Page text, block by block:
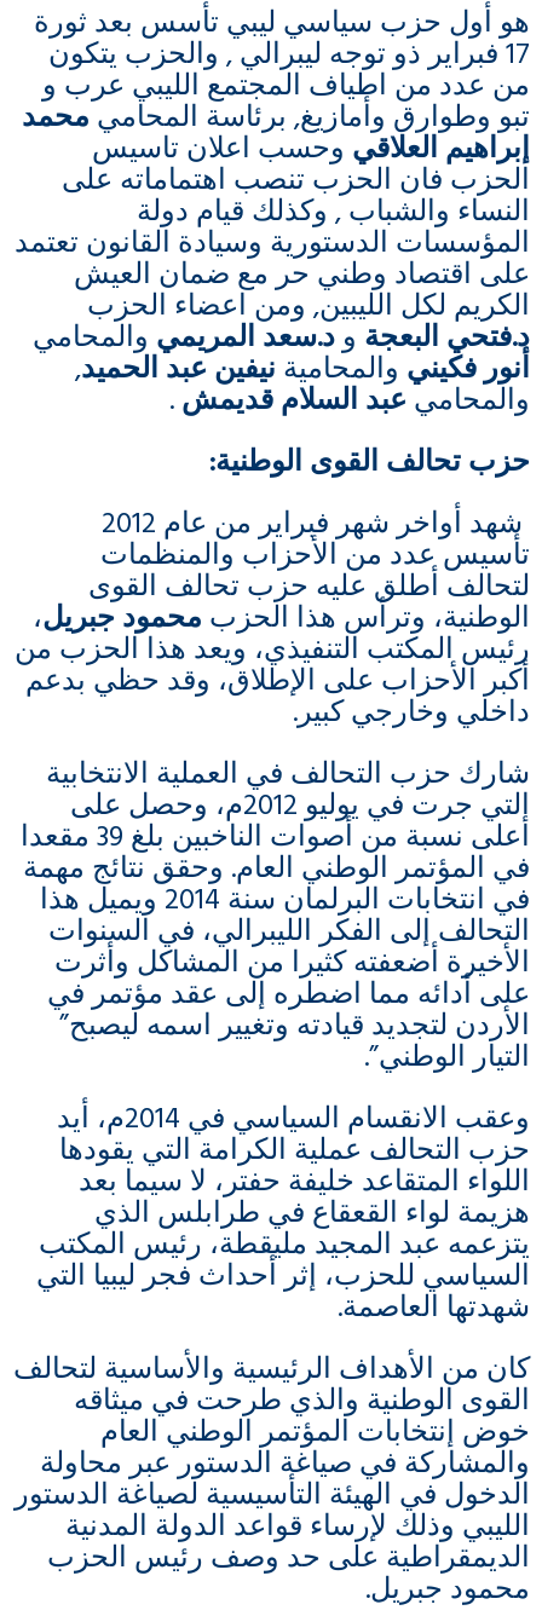
هو أول حزب سياسي ليبي تأسس بعد ثورة
17 فبراير ذو توجه ليبرالي , والحزب يتكون
من عدد من اطياف المجتمع الليبي عرب و
تبو وطوارق وأمازيغ, برئاسة المحامي محمد
إبراهيم العلاقي وحسب اعلان تاسيس
الحزب فان الحزب تنصب اهتماماته على
النساء والشباب , وكذلك قيام دولة
المؤسسات الدستورية وسيادة القانون تعتمد
على اقتصاد وطني حر مع ضمان العيش
الكريم لكل الليبين, ومن اعضاء الحزب
د.فتحي البعجة ود.سعد المريمي والمحامي
أنور فكيني والمحامية نيفين عبد الحميد,
والمحامي عبد السلام قديمش.
حزب تحالف القوى الوطنية:
شهد أواخر شهر فبراير من عام 2012
تأسيس عدد من الأحزاب والمنظمات
لتحالف أطلق عليه حزب تحالف القوى
الوطنية، وترأس هذا الحزب محمود جبريل،
رئيس المكتب التنفيذي، ويعد هذا الحزب من
أكبر الأحزاب على الإطلاق، وقد حظي بدعم
داخلي وخارجي كبير.
شارك حزب التحالف في العملية الانتخابية
التي جرت في يوليو 2012م، وحصل على
أعلى نسبة من أصوات الناخبين بلغ 39 مقعدا
في المؤتمر الوطني العام. وحقق نتائج مهمة
في انتخابات البرلمان سنة 2014 ويميل هذا
التحالف إلى الفكر الليبرالي، في السنوات
الأخيرة أضعفته كثيرا من المشاكل وأثرت
على أدائه مما اضطره إلى عقد مؤتمر في
الأردن لتجديد قيادته وتغيير اسمه ليصبح”
التيار الوطني”.
وعقب الانقسام السياسي في 2014م، أيد
حزب التحالف عملية الكرامة التي يقودها
اللواء المتقاعد خليفة حفتر، لا سيما بعد
هزيمة لواء القعقاع في طرابلس الذي
يتزعمه عبد المجيد مليقطة، رئيس المكتب
السياسي للحزب، إثر أحداث فجر ليبيا التي
شهدتها العاصمة.
كان من الأهداف الرئيسية والأساسية لتحالف
القوى الوطنية والذي طرحت في ميثاقه
خوض إنتخابات المؤتمر الوطني العام
والمشاركة في صياغة الدستور عبر محاولة
الدخول في الهيئة التأسيسية لصياغة الدستور
الليبي وذلك لإرساء قواعد الدولة المدنية
الديمقراطية على حد وصف رئيس الحزب
محمود جبريل.